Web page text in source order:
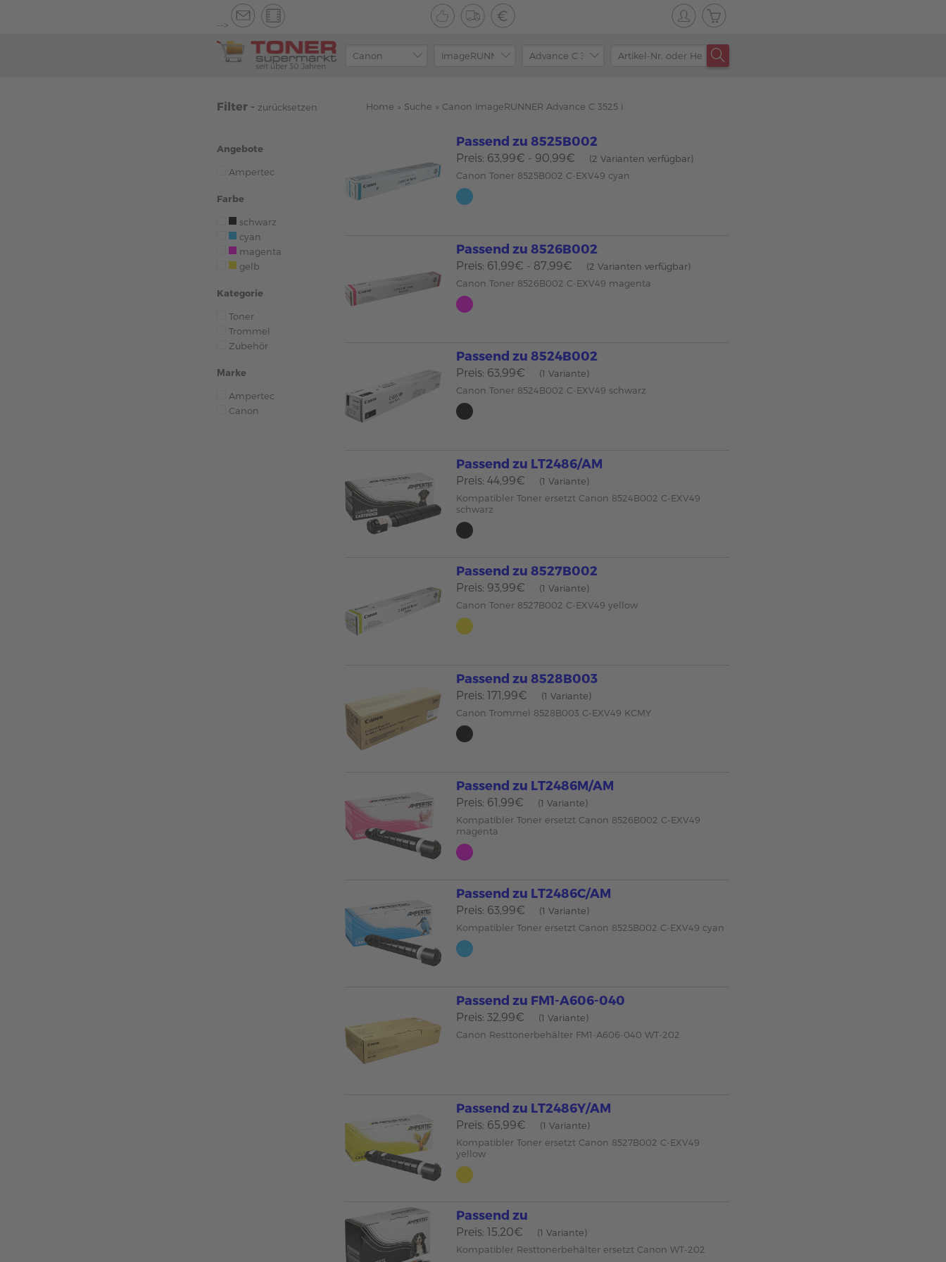
-->
seit über 30 Jahren
Filter - zurücksetzen
Angebote
Ampertec
Farbe
schwarz
cyan
magenta
gelb
Kategorie
Toner
Trommel
Zubehör
Marke
Ampertec
Canon
Home » Suche » Canon imageRUNNER Advance C 3525 i
Passend zu 8525B002
Preis: 63,99€ - 90,99€
(2 Varianten verfügbar)
Canon Toner 8525B002 C-EXV49 cyan
Passend zu 8526B002
Preis: 61,99€ - 87,99€
(2 Varianten verfügbar)
Canon Toner 8526B002 C-EXV49 magenta
Passend zu 8524B002
Preis: 63,99€
(1 Variante)
Canon Toner 8524B002 C-EXV49 schwarz
Passend zu LT2486/AM
Preis: 44,99€
(1 Variante)
Kompatibler Toner ersetzt Canon 8524B002 C-EXV49
schwarz
Passend zu 8527B002
Preis: 93,99€
(1 Variante)
Canon Toner 8527B002 C-EXV49 yellow
Passend zu 8528B003
Preis: 171,99€
(1 Variante)
Canon Trommel 8528B003 C-EXV49 KCMY
Passend zu LT2486M/AM
Preis: 61,99€
(1 Variante)
Kompatibler Toner ersetzt Canon 8526B002 C-EXV49
magenta
Passend zu LT2486C/AM
Preis: 63,99€
(1 Variante)
Kompatibler Toner ersetzt Canon 8525B002 C-EXV49 cyan
Passend zu FM1-A606-040
Preis: 32,99€
(1 Variante)
Canon Resttonerbehälter FM1-A606-040 WT-202
Passend zu LT2486Y/AM
Preis: 65,99€
(1 Variante)
Kompatibler Toner ersetzt Canon 8527B002 C-EXV49
yellow
Passend zu
Preis: 15,20€
(1 Variante)
Kompatibler Resttonerbehälter ersetzt Canon WT-202